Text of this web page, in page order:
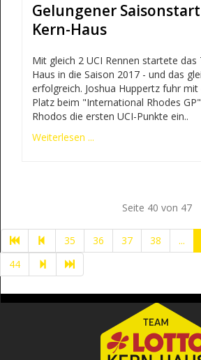
Gelungener
Kern-Haus
Mit gleich 2 UCI Rennen startete
Haus in die Saison 2017 - und das
erfolgreich. Joshua Huppertz fuhr
Platz beim "International Rhodes
Rhodos die ersten UCI-Punkte ein..
Weiterlesen ...
Seite 40 von 47
35 36 37 38 ...
44